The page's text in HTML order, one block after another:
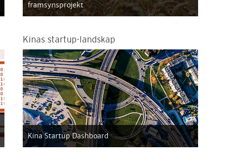
framsynsprojekt
Kinas startup-landskap
Kina Startup Dashboard